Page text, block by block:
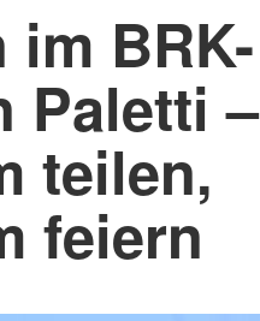
BRK-
Paletti –
teilen,
feiern